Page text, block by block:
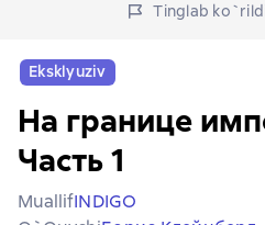
Tinglab
Eksklyuziv
На границе
Часть 1
MuallifINDIGO